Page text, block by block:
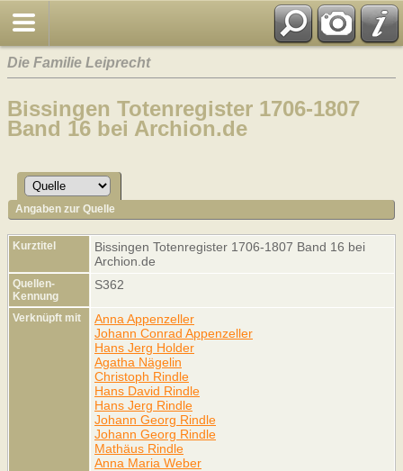
Die Familie Leiprecht
Bissingen Totenregister 1706-1807
Band 16 bei Archion.de
Angaben zur Quelle
Kurztitel
Bissingen Totenregister 1706-1807 Band 16 bei
Archion.de
Quellen-
Kennung
S362
Verknüpft mit
Anna Appenzeller
Johann Conrad Appenzeller
Hans Jerg Holder
Agatha Nägelin
Christoph Rindle
Hans David Rindle
Hans Jerg Rindle
Johann Georg Rindle
Johann Georg Rindle
Mathäus Rindle
Anna Maria Weber